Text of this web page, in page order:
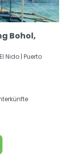
Bohol,
El Nido | Puerto